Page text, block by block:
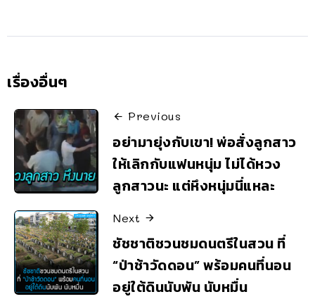
เรื่องอื่นๆ
Previous
อย่ามายุ่งกับเขา! พ่อสั่งลูกสาว
ให้เลิกกับแฟนหนุ่ม ไม่ได้หวง
ลูกสาวนะ แต่หึงหนุ่มนี่แหละ
Next
ชัชชาติชวนชมดนตรีในสวน ที่
“ป่าช้าวัดดอน” พร้อมคนที่นอน
อยู่ใต้ดินนับพัน นับหมื่น